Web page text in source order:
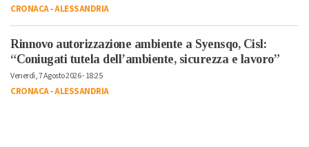
CRONACA-ALESSANDRIA
Rinnovo autorizzazione ambiente a Syensqo, Cisl:
“Coniugati tutela dell’ambiente, sicurezza e lavoro”
Venerdì, 7 Agosto 2026 - 18:25
CRONACA-ALESSANDRIA